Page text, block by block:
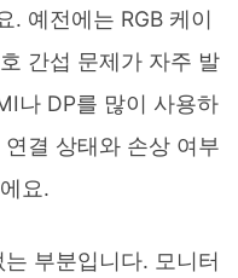
. 예전에는 RGB 케이
간섭 문제가 자주 발
나 DP를 많이 사용하
결 상태와 손상 여부
요.
부분입니다. 모니터